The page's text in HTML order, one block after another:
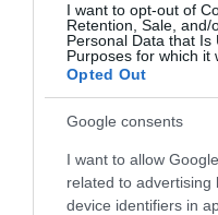
I want to opt-out of
Retention, Sale, and/
Personal Data that Is
Purposes for which it
Opted Out
Google consents
I want to allow
related to advertising
device identifiers in
Nicole Kidman
elért a karrierje
Golden Globe-díj,
évtizedes
kevesen tudják,
Oscar-
mégsem
a…